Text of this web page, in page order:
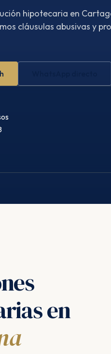
hipotecaria en
cláusulas abusivas y
en